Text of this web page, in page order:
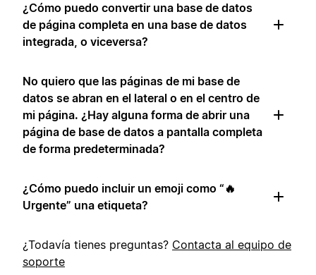
¿Cómo puedo convertir una base de datos
de página completa en una base de datos
integrada, o viceversa?
No quiero que las páginas de mi base de
datos se abran en el lateral o en el centro de
mi página. ¿Hay alguna forma de abrir una
página de base de datos a pantalla completa
de forma predeterminada?
¿Cómo puedo incluir un emoji como “🔥
Urgente” una etiqueta?
¿Todavía tienes preguntas? Contacta al equipo de
soporte